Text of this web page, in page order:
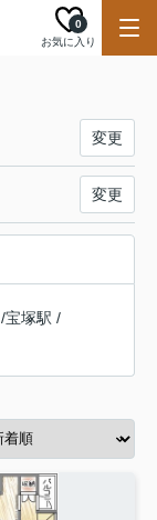
お気に入り
0
変更
変更
/宝塚駅 /